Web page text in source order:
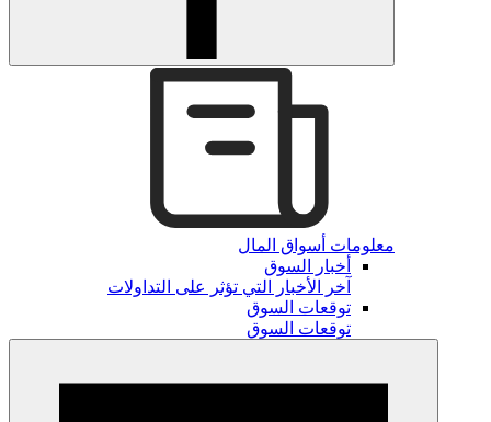
معلومات أسواق المال
أخبار السوق
آخر الأخبار التي تؤثر على التداولات
توقعات السوق
توقعات السوق